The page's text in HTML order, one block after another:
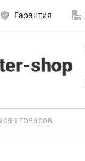
Гарантия